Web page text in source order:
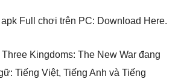
Full chơi trên PC: Download Here.
Kingdoms: The New War đang
Tiếng Việt, Tiếng Anh và Tiếng